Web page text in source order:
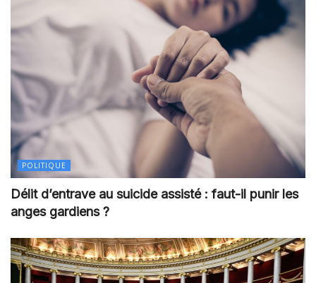
POLITIQUE
Délit d’entrave au suicide assisté : faut-il punir les
anges gardiens ?